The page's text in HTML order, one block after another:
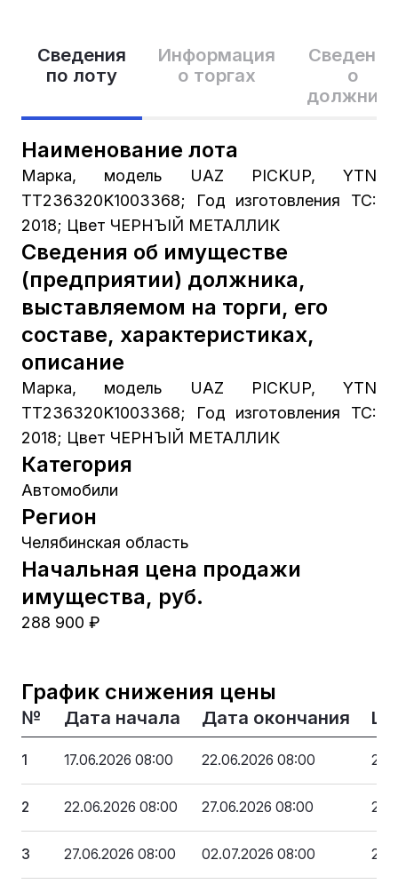
Сведения
по лоту
Информация
о торгах
Сведения
о
Наименование лота
Марка, модель UAZ PICKUP, YTN
TT236320K1003368; Год изготовления TC:
2018; Цвет ЧЕРНЪІЙ МЕТАЛЛИК
Сведения об имуществе
(предприятии) должника,
выставляемом на торги, его
составе, характеристиках,
описание
Марка, модель UAZ PICKUP, YTN
TT236320K1003368; Год изготовления TC:
2018; Цвет ЧЕРНЪІЙ МЕТАЛЛИК
Категория
Автомобили
Регион
Челябинская область
Начальная цена продажи
имущества, руб.
288 900 ₽
График снижения цены
№ Дата начала Дата окончания
1 17.06.2026 08:00 22.06.2026 08:00
2 22.06.2026 08:00 27.06.2026 08:00
3 27.06.2026 08:00 02.07.2026 08:00